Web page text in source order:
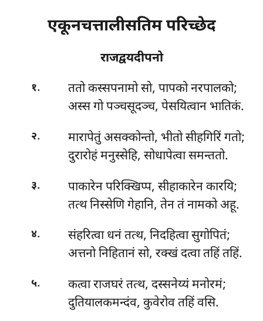
एकूनचत्तालीसतिम परिच्छेद
राजद्वयदीपनो
१.
ततो कस्सपनामो सो, पापको नरपालको;
अस्स गो पञ्चसूदञ्च, पेसयित्वान भातिकं.
२.
मारापेतुं असक्कोन्तो, भीतो सीहगिरिं गतो;
दुरारोहं मनुस्सेहि, सोधापेत्वा समन्ततो.
३.
पाकारेन परिक्खिप्प, सीहाकारेन कारयि;
तत्थ निस्सेणि गेहानि, तेन तं नामको अहू.
४.
संहरित्वा धनं तत्थ, निदहित्वा सुगोपितं;
अत्तनो निहितानं सो, रक्खं दत्वा तहिं तहिं.
५.
कत्वा राजघरं तत्थ, दस्सनेय्यं मनोरमं;
दुतियालकमन्दंव, कुवेरोव तहिं वसि.